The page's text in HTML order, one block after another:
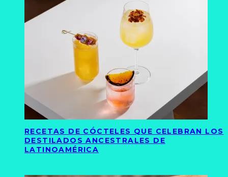
RECETAS DE CÓCTELES QUE CELEBRAN LOS
DESTILADOS ANCESTRALES DE
LATINOAMÉRICA